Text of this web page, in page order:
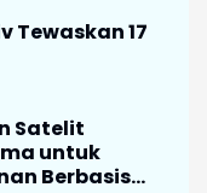
Tewaskan 17
Satelit
untuk
Berbasis